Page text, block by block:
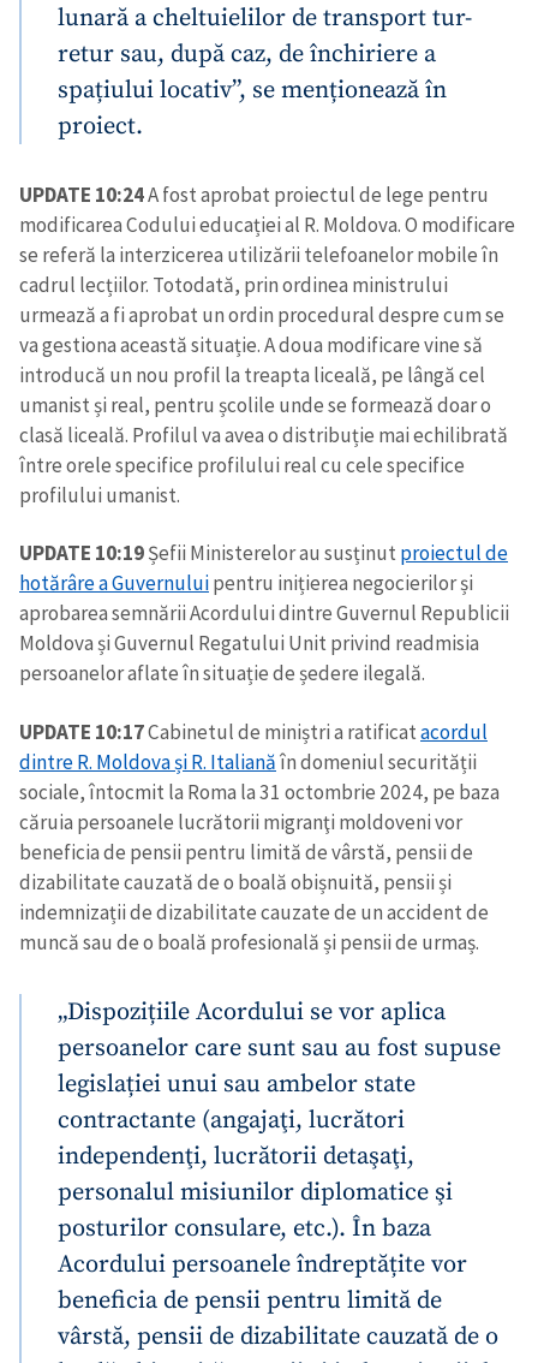
Trimite o informație
Despre ZdG
in English
на русском
lunară a cheltuielilor de transport tur-
retur sau, după caz, de închiriere a
spațiului locativ”, se menționează în
proiect.
UPDATE 10:24A fost aprobat proiectul de lege pentru
modificarea Codului educației al R. Moldova. O modificare
se referă la interzicerea utilizării telefoanelor mobile în
cadrul lecțiilor. Totodată, prin ordinea ministrului
urmează a fi aprobat un ordin procedural despre cum se
va gestiona această situație. A doua modificare vine să
introducă un nou profil la treapta liceală, pe lângă cel
umanist și real, pentru școlile unde se formează doar o
clasă liceală. Profilul va avea o distribuție mai echilibrată
între orele specifice profilului real cu cele specifice
profilului umanist.
UPDATE 10:19Șefii Ministerelor au susținut proiectul de
hotărâre a Guvernuluipentru inițierea negocierilor și
aprobarea semnării Acordului dintre Guvernul Republicii
Moldova și Guvernul Regatului Unit privind readmisia
persoanelor aflate în situație de ședere ilegală.
UPDATE 10:17Cabinetul de miniștri a ratificatacordul
dintre R. Moldova și R. Italianăîn domeniul securității
sociale, întocmit la Roma la 31 octombrie 2024, pe baza
căruia persoanele lucrătorii migranţi moldoveni vor
beneficia de pensii pentru limită de vârstă, pensii de
dizabilitate cauzată de o boală obișnuită, pensii și
indemnizații de dizabilitate cauzate de un accident de
muncă sau de o boală profesională și pensii de urmaș.
„Dispozițiile Acordului se vor aplica
persoanelor care sunt sau au fost supuse
legislației unui sau ambelor state
contractante (angajaţi, lucrători
independenţi, lucrătorii detaşaţi,
personalul misiunilor diplomatice şi
posturilor consulare, etc.). În baza
Acordului persoanele îndreptățite vor
beneficia de pensii pentru limită de
vârstă, pensii de dizabilitate cauzată de o